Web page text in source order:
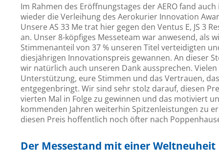
Im Rahmen des Eröffnungstages der AERO fand auch
wieder die Verleihung des Aerokurier Innovation
Unsere AS 33 Me trat hier gegen den Ventus E, JS 3
an. Unser 8-köpfiges Messeteam war anwesend, als
Stimmenanteil von 37 % unseren Titel verteidigten
diesjährigen Innovationspreis gewannen. An dieser
wir natürlich auch unseren Dank aussprechen.
Unterstützung, eure Stimmen und das Vertrauen,
entgegenbringt. Wir sind sehr stolz darauf, diesen
vierten Mal in Folge zu gewinnen und das motiviert
kommenden Jahren weiterhin Spitzenleistungen zu
diesen Preis hoffentlich noch öfter nach
Der Messestand mit einer Weltneuheit